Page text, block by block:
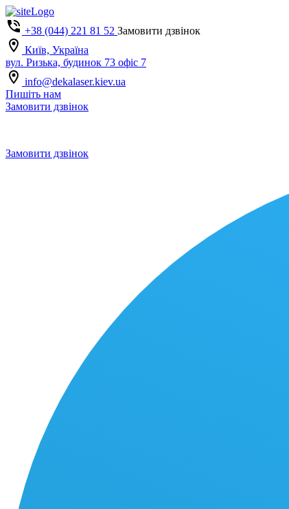
+38 (044) 221 81 52 Замовити дзвінок
Київ, Україна
вул. Ризька, будинок 73 офіс 7
info@dekalaser.kiev.ua
Пишіть нам
Замовити дзвінок
Замовити дзвінок